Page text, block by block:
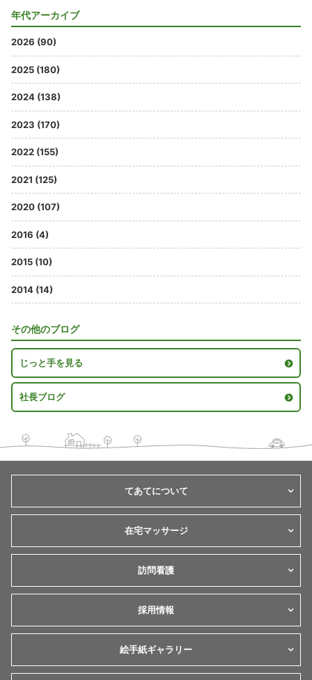
年代アーカイブ
2026 (90)
2025 (180)
2024 (138)
2023 (170)
2022 (155)
2021 (125)
2020 (107)
2016 (4)
2015 (10)
2014 (14)
その他のブログ
じっと手を見る
社長ブログ
てあてについて
在宅マッサージ
訪問看護
採用情報
絵手紙ギャラリー